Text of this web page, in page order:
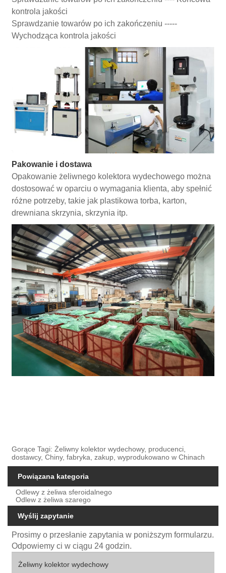
kontrola jakości
Sprawdzanie towarów po ich zakończeniu -----
Wychodząca kontrola jakości
Pakowanie i dostawa
Opakowanie żeliwnego kolektora wydechowego można
dostosować w oparciu o wymagania klienta, aby spełnić
różne potrzeby, takie jak plastikowa torba, karton,
drewniana skrzynia, skrzynia itp.
Gorące Tagi: Żeliwny kolektor wydechowy, producenci,
dostawcy, Chiny, fabryka, zakup, wyprodukowano w Chinach
Powiązana kategoria
Odlewy z żeliwa sferoidalnego
Odlew z żeliwa szarego
Wyślij zapytanie
Prosimy o przesłanie zapytania w poniższym formularzu.
Odpowiemy ci w ciągu 24 godzin.